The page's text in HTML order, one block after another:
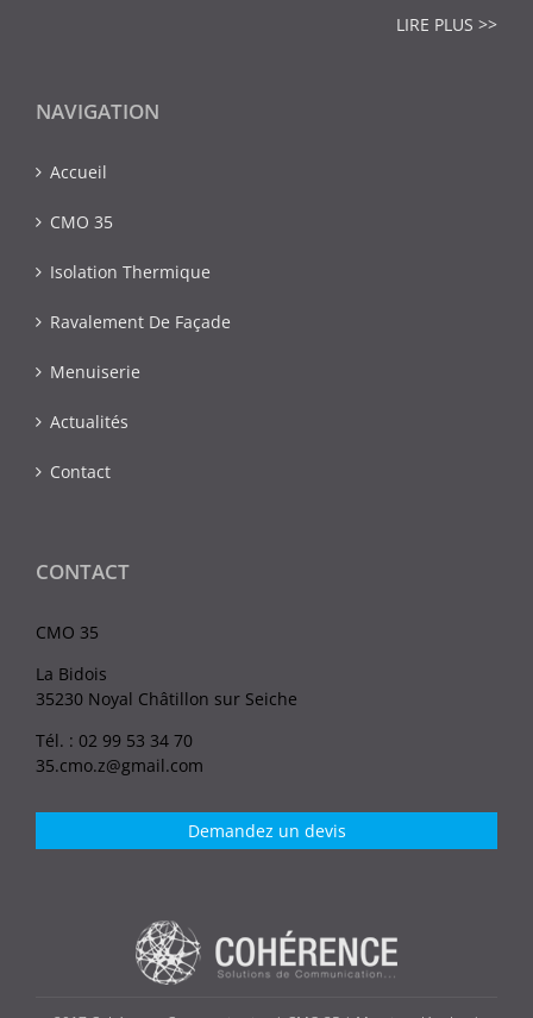
LIRE PLUS >>
NAVIGATION
Accueil
CMO 35
Isolation Thermique
Ravalement De Façade
Menuiserie
Actualités
Contact
CONTACT
CMO 35
La Bidois
35230 Noyal Châtillon sur Seiche
Tél. : 02 99 53 34 70
35.cmo.z@gmail.com
Demandez un devis